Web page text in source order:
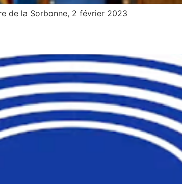
de la Sorbonne, 2 février 2023